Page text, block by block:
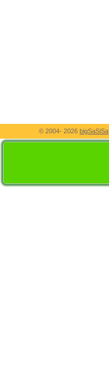
© 2004- 2026 bigSaSiSa